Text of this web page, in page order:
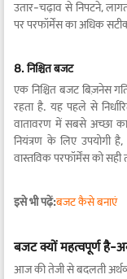
उतार-चढ़ाव से निपटने,
पर परफॉर्मेंस का अधिक
8. निश्चित बजट
एक निश्चित बजट बिज़नेस
रहता है. यह पहले से
वातावरण में सबसे अच्छा
नियंत्रण के लिए उपयोगी
वास्तविक परफॉर्मेंस को सही
इसे भी पढ़ें:बजट कैसे बनाएं
बजट क्यों महत्वपूर्ण
आज की तेजी से बदलती